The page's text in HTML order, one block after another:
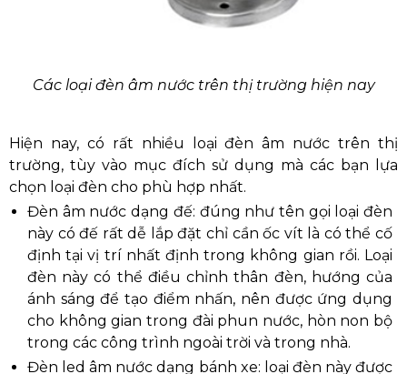
Các loại đèn âm nước trên thị trường hiện nay
Hiện nay, có rất nhiều loại đèn âm nước trên thị
trường, tùy vào mục đích sử dụng mà các bạn lựa
chọn loại đèn cho phù hợp nhất.
Đèn âm nước dạng đế: đúng như tên gọi loại đèn
này có đế rất dễ lắp đặt chỉ cần ốc vít là có thể cố
định tại vị trí nhất định trong không gian rồi. Loại
đèn này có thể điều chỉnh thân đèn, hướng của
ánh sáng để tạo điểm nhấn, nên được ứng dụng
cho không gian trong đài phun nước, hòn non bộ
trong các công trình ngoài trời và trong nhà.
Đèn led âm nước dạng bánh xe: loại đèn này được